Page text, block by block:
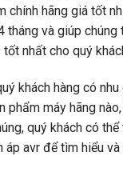
chính hãng giá tốt
tháng và giúp
nhất cho quý
khách hàng có
phẩm máy hãng
quý khách có
áp avr để tìm hiểu